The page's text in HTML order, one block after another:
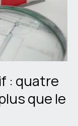
: quatre
que le